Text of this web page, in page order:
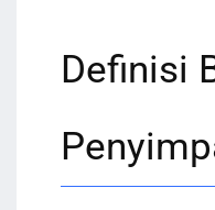
Definisi